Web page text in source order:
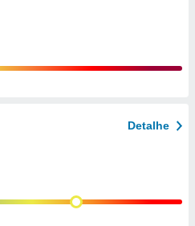
Detalhe